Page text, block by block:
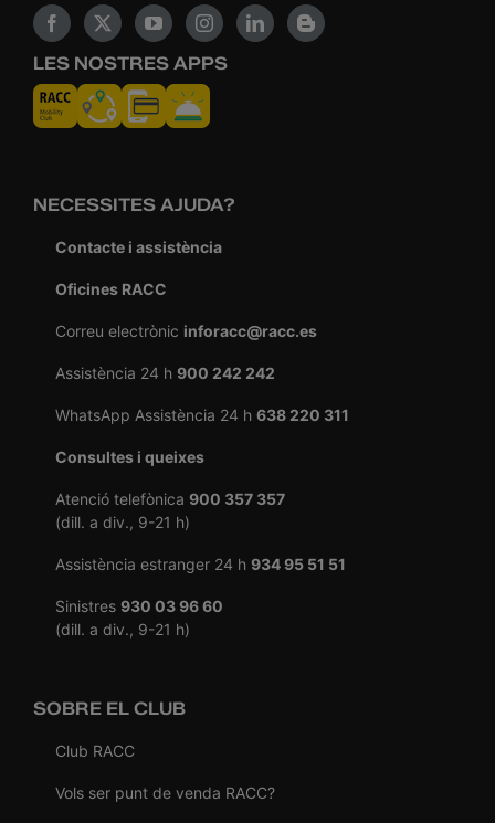
LES NOSTRES APPS
NECESSITES AJUDA?
Contacte i assistència
Oficines RACC
Correu electrònic inforacc@racc.es
Assistència 24 h 900 242 242
WhatsApp Assistència 24 h 638 220 311
Consultes i queixes
Atenció telefònica 900 357 357
(dill. a div., 9-21 h)
Assistència estranger 24 h 934 95 51 51
Sinistres 930 03 96 60
(dill. a div., 9-21 h)
SOBRE EL CLUB
Club RACC
Vols ser punt de venda RACC?